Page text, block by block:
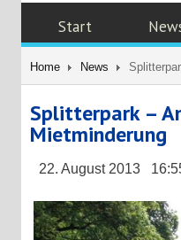
Start
Home News
Splitterpark –
Mietminderung
22. August 2013